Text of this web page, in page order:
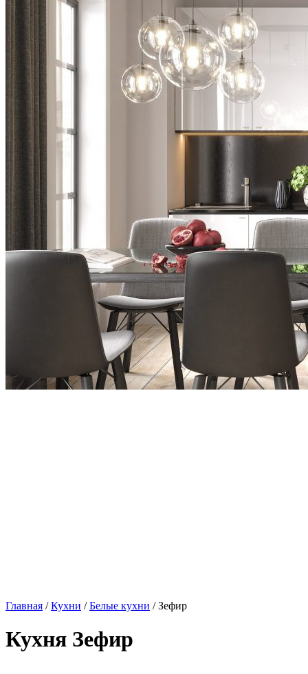
Главная /Кухни /Белые кухни / Зефир
Кухня Зефир